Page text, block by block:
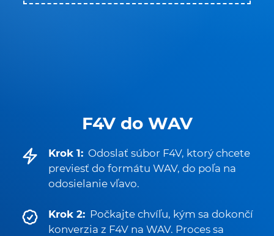
F4V do WAV
Krok 1: Odoslať súbor F4V, ktorý chcete
previesť do formátu WAV, do poľa na
odosielanie vľavo.
Krok 2: Počkajte chvíľu, kým sa dokončí
konverzia z F4V na WAV. Proces sa